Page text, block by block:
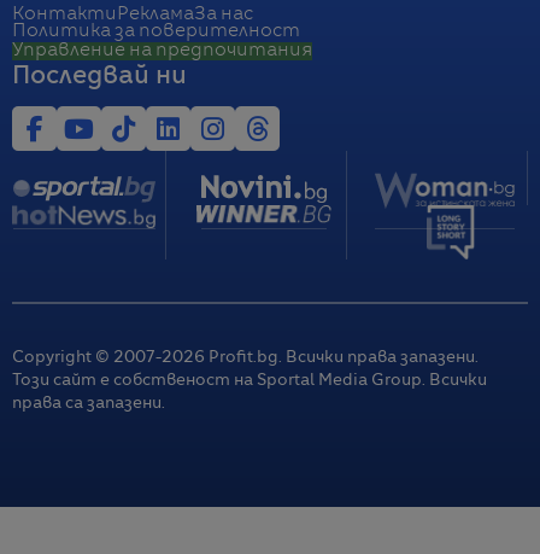
Контакти РекламаЗа нас
Политика за поверителност
Управление на предпочитания
Последвай ни
Copyright © 2007-2026 Profit.bg. Всички права запазени.
Този сайт е собственост на Sportal Media Group. Всички
права са запазени.